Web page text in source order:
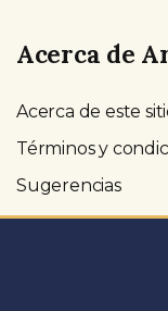
Acerca de
Acerca de este
Términos y
Sugerencias